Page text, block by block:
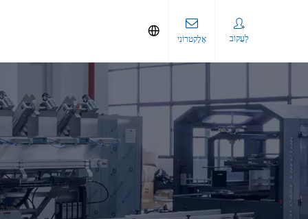
אֶלֶקטרוֹנִי לַעֲקוֹב